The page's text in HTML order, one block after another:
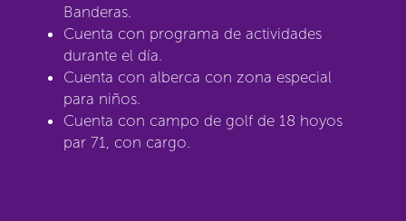
Banderas.
Cuenta con programa de actividades
durante el día.
Cuenta con alberca con zona especial
para niños.
Cuenta con campo de golf de 18 hoyos
par 71, con cargo.